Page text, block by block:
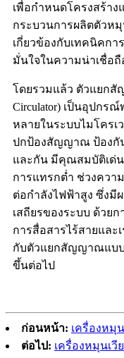
เพื่อกำหนดโครงสร้าง
กระบวนการผลิตตัวห
เกี่ยวข้องกับเทคนิคก
มั่นใจในความน่าเชื่อ
โดยรวมแล้ว ตัวแยกสั
Circulator) เป็นอุปก
หลายในระบบไมโครเ
ปกป้องสัญญาณ ป้องกั
และกัน มีคุณสมบัติเด่
การแทรกต่ำ ช่วงควา
ต่อกำลังไฟฟ้าสูง ซึ่งมี
เสถียรของระบบ ด้วย
การสื่อสารไร้สายและ
กับตัวแยกสัญญาณแบบ
ขึ้นต่อไป
ก่อนหน้า: เครื่องหมุ
ต่อไป: เครื่องหมุนเวี